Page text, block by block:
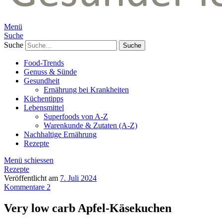
Menü
Suche
Suche
Food-Trends
Genuss & Sünde
Gesundheit
Ernährung bei Krankheiten
Küchentipps
Lebensmittel
Superfoods von A-Z
Warenkunde & Zutaten (A-Z)
Nachhaltige Ernährung
Rezepte
Menü schiessen
Rezepte
Veröffentlicht am 7. Juli 2024
Kommentare 2
Very low carb Apfel-Käsekuchen